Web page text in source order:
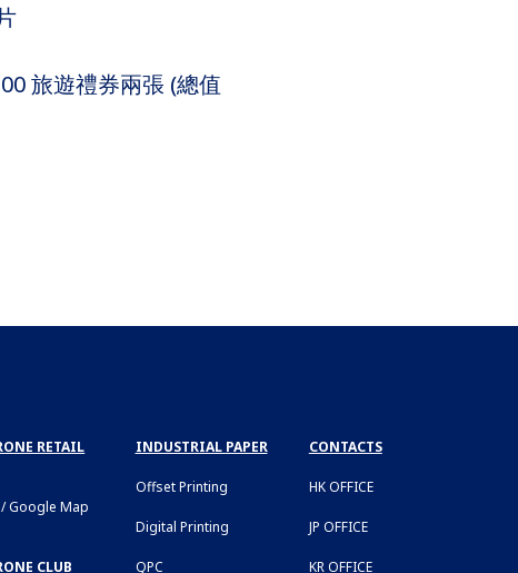
旅遊禮券兩張 (總值
RETAIL
/ Google Map
CLUB
INDUSTRIAL PAPER
Offset Printing
Digital Printing
QPC
CONTACTS
HK OFFICE
JP OFFICE
KR OFFICE